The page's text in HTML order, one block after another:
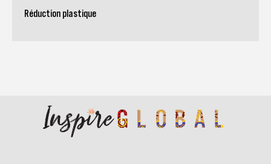
Réduction plastique